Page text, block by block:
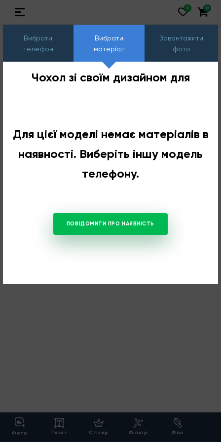
Вибрати
телефон
Вибрати
матеріал
Завантажити
фото
Чохол зі своїм дизайном для
Для цієї моделі немає матеріалів в
наявності. Виберіть іншу модель
телефону.
ПОВІДОМИТИ ПРО НАЯВНІСТЬ
Фото Текст Cтікер Фільтр Фон